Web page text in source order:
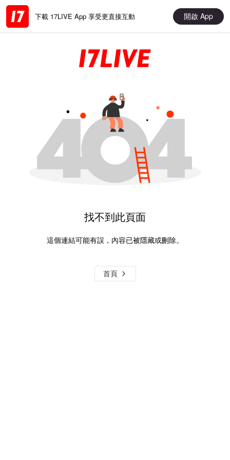
下載 17LIVE App 享受更直接互動 開啟 App
找不到此頁面
這個連結可能有誤，內容已被隱藏或刪除。
首頁